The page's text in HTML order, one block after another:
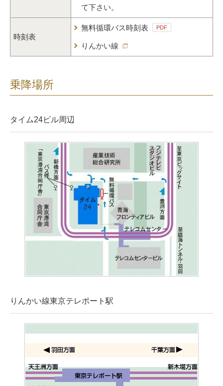
て下さい。
時刻表
無料循環バス時刻表 PDF
りんかい線
乗降場所
タイム24ビル周辺
りんかい線東京テレポート駅